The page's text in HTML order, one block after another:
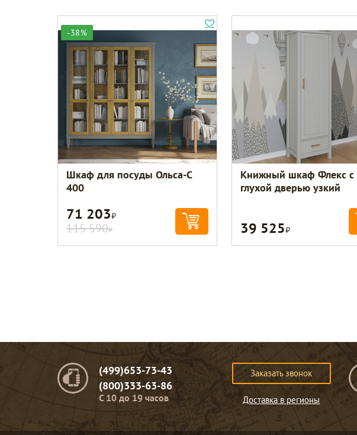
-38%
Шкаф для посуды Ольса-С
400
71 203Р
115 590Р
Книжный шкаф Флекс с
глухой дверью узкий
39 525Р
(499)653-73-43
(800)333-63-86
C 10 до 19 часов
Заказать звонок
Доставка в регионы